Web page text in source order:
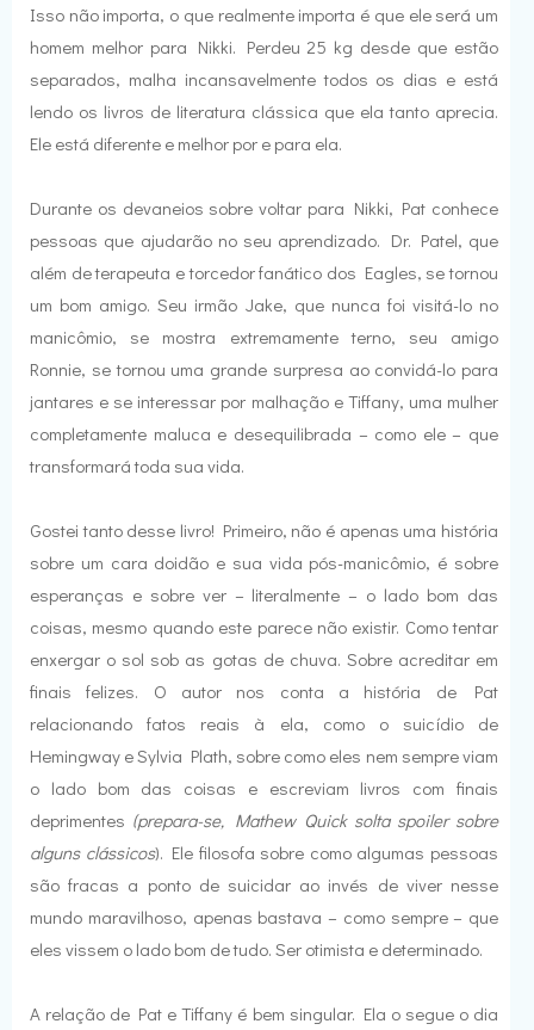
Isso não importa, o que realmente importa é que ele será um
homem melhor para Nikki. Perdeu 25 kg desde que estão
separados, malha incansavelmente todos os dias e está
lendo os livros de literatura clássica que ela tanto aprecia.
Ele está diferente e melhor por e para ela.
Durante os devaneios sobre voltar para Nikki, Pat conhece
pessoas que ajudarão no seu aprendizado. Dr. Patel, que
além de terapeuta e torcedor fanático dos Eagles, se tornou
um bom amigo. Seu irmão Jake, que nunca foi visitá-lo no
manicômio, se mostra extremamente terno, seu amigo
Ronnie, se tornou uma grande surpresa ao convidá-lo para
jantares e se interessar por malhação e Tiffany, uma mulher
completamente maluca e desequilibrada – como ele – que
transformará toda sua vida.
Gostei tanto desse livro! Primeiro, não é apenas uma história
sobre um cara doidão e sua vida pós-manicômio, é sobre
esperanças e sobre ver – literalmente – o lado bom das
coisas, mesmo quando este parece não existir. Como tentar
enxergar o sol sob as gotas de chuva. Sobre acreditar em
finais felizes. O autor nos conta a história de Pat
relacionando fatos reais à ela, como o suicídio de
Hemingway e Sylvia Plath, sobre como eles nem sempre viam
o lado bom das coisas e escreviam livros com finais
deprimentes (prepara-se, Mathew Quick solta spoiler sobre
alguns clássicos). Ele filosofa sobre como algumas pessoas
são fracas a ponto de suicidar ao invés de viver nesse
mundo maravilhoso, apenas bastava – como sempre – que
eles vissem o lado bom de tudo. Ser otimista e determinado.
A relação de Pat e Tiffany é bem singular. Ela o segue o dia